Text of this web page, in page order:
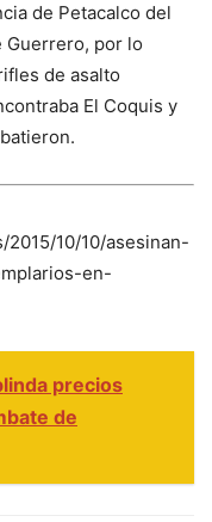
de Petacalco del
Guerrero, por lo
de asalto
El Coquis y
10/10/asesinan-
en-
precios
de